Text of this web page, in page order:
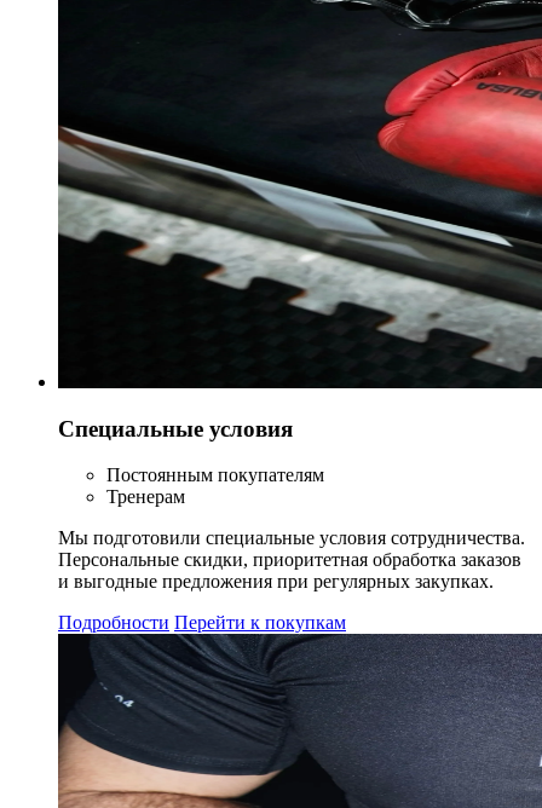
Специальные условия
Постоянным покупателям
Тренерам
Мы подготовили специальные условия сотрудничества.
Персональные скидки, приоритетная обработка заказов
и выгодные предложения при регулярных закупках.
Подробности Перейти к покупкам